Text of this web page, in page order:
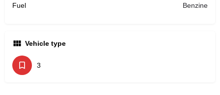
Fuel Benzine
Vehicle type
3